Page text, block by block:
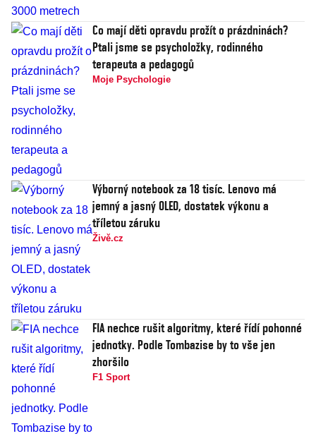
Co mají děti opravdu prožít o prázdninách?
Ptali jsme se psycholožky, rodinného
terapeuta a pedagogů
Moje Psychologie
Výborný notebook za 18 tisíc. Lenovo má
jemný a jasný OLED, dostatek výkonu a
tříletou záruku
Živě.cz
FIA nechce rušit algoritmy, které řídí pohonné
jednotky. Podle Tombazise by to vše jen
zhoršilo
F1 Sport